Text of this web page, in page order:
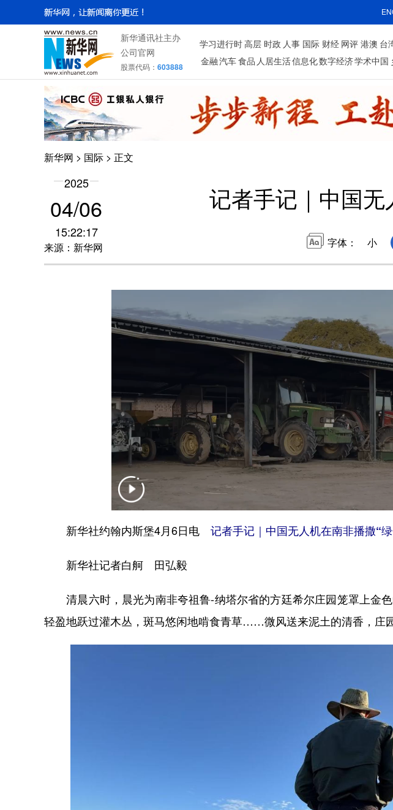
新华通讯社主办
公司官网
股票代码： 603888
学习进行时 高层 时政 人事 国际 财经 网评 港澳 台
金融 汽车 食品 人居生活信息化数字经济学术中国
新华网 > 国际 > 正文
2025
04/06
15:22:17
来源：新华网
记者手记｜中国无
字体： 小
新华社约翰内斯堡4月6日电 记者手记｜中国无人机在南非播撒“
新华社记者白舸 田弘毅
清晨六时，晨光为南非夸祖鲁-纳塔尔省的方廷希尔庄园笼罩上金色
轻盈地跃过灌木丛，斑马悠闲地啃食青草……微风送来泥土的清香，庄